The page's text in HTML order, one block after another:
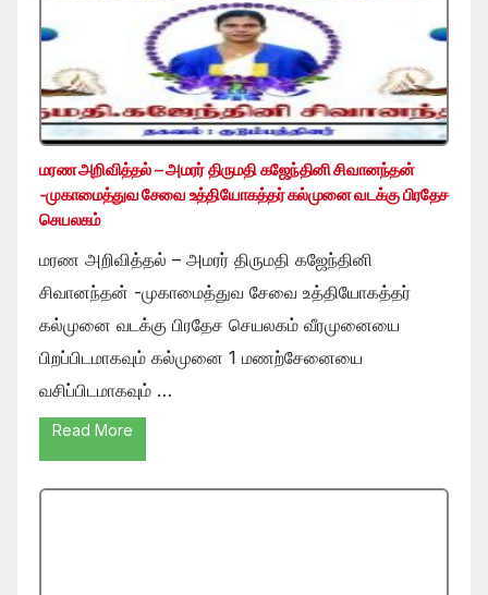
மரண அறிவித்தல் – அமரர் திருமதி கஜேந்தினி சிவானந்தன்
-முகாமைத்துவ சேவை உத்தியோகத்தர் கல்முனை வடக்கு பிரதேச
செயலகம்
மரண அறிவித்தல் – அமரர் திருமதி கஜேந்தினி
சிவானந்தன் -முகாமைத்துவ சேவை உத்தியோகத்தர்
கல்முனை வடக்கு பிரதேச செயலகம் வீரமுனையை
பிறப்பிடமாகவும் கல்முனை 1 மணற்சேனையை
வசிப்பிடமாகவும் …
Read More